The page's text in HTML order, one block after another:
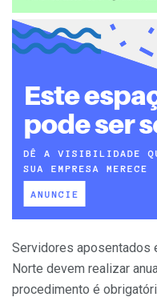
Servidores aposentados
Norte devem realizar
procedimento é